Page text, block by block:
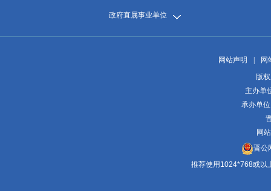
政府直属事业单位
网站声明 |
网
版
主办单
承办单
网
晋公
推荐使用1024*768或以